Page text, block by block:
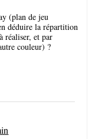
(plan de jeu
déduire la répartition
réaliser, et par
couleur) ?